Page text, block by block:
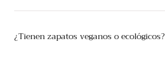
¿Tienen zapatos veganos o ecológicos?